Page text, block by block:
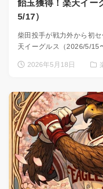
飴玉獲得！楽天イー
5/17）
柴田投手が戦力外から初
天イーグルス（2026/5/15
2026年5月18日